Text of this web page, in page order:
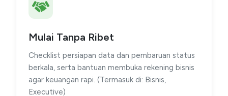
Mulai Tanpa Ribet
Checklist persiapan data dan pembaruan status
berkala, serta bantuan membuka rekening bisnis
agar keuangan rapi. (Termasuk di: Bisnis,
Executive)